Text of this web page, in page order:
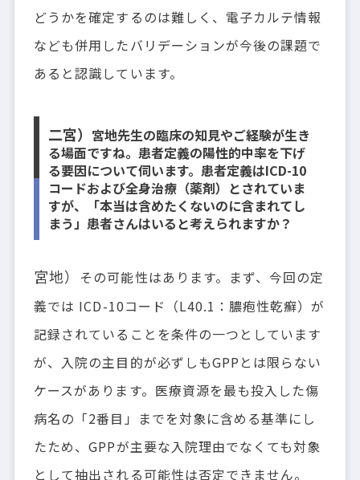
どうかを確定するのは難しく、電子カルテ情報
なども併用したバリデーションが今後の課題で
あると認識しています。
二宮） 宮地先生の臨床の知見やご経験が生き
る場面ですね。患者定義の陽性的中率を下げ
る要因について伺います。患者定義はICD-10
コードおよび全身治療（薬剤）とされていま
すが、「本当は含めたくないのに含まれてし
まう」患者さんはいると考えられますか？
宮地）
その可能性はあります。まず、今回の定
義では ICD-10コード（L40.1：膿疱性乾癬）が
記録されていることを条件の一つとしています
が、入院の主目的が必ずしもGPPとは限らない
ケースがあります。医療資源を最も投入した傷
病名の「2番目」までを対象に含める基準にし
たため、GPPが主要な入院理由でなくても対象
として抽出される可能性は否定できません。